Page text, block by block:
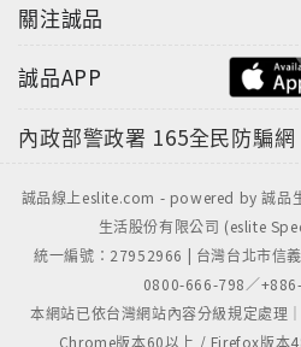
關注誠品
誠品APP
內政部警政署 165全民防騙網
誠品線上eslite.com - powered by 誠品
生活股份有限公司 (eslite
統一編號：27952966 | 台灣台北市信
0800-666-798／
本網站已依台灣網站內容分級規定處理
Chrome版本60以上 / Firefox版本